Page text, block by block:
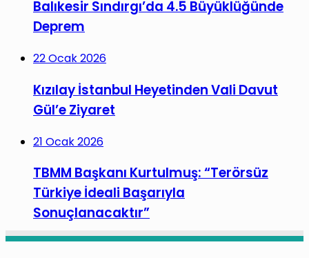
Balıkesir Sındırgı’da 4.5 Büyüklüğünde
Deprem
22 Ocak 2026
Kızılay İstanbul Heyetinden Vali Davut
Gül’e Ziyaret
21 Ocak 2026
TBMM Başkanı Kurtulmuş: “Terörsüz
Türkiye İdeali Başarıyla
Sonuçlanacaktır”